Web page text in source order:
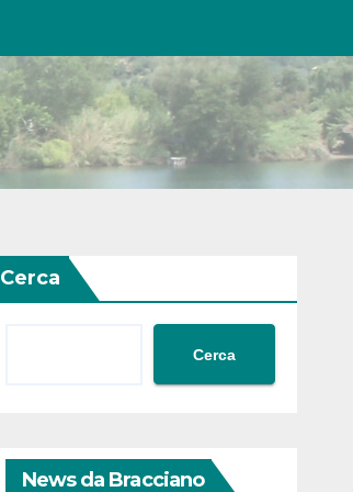
Cerca
Cerca
News da Bracciano